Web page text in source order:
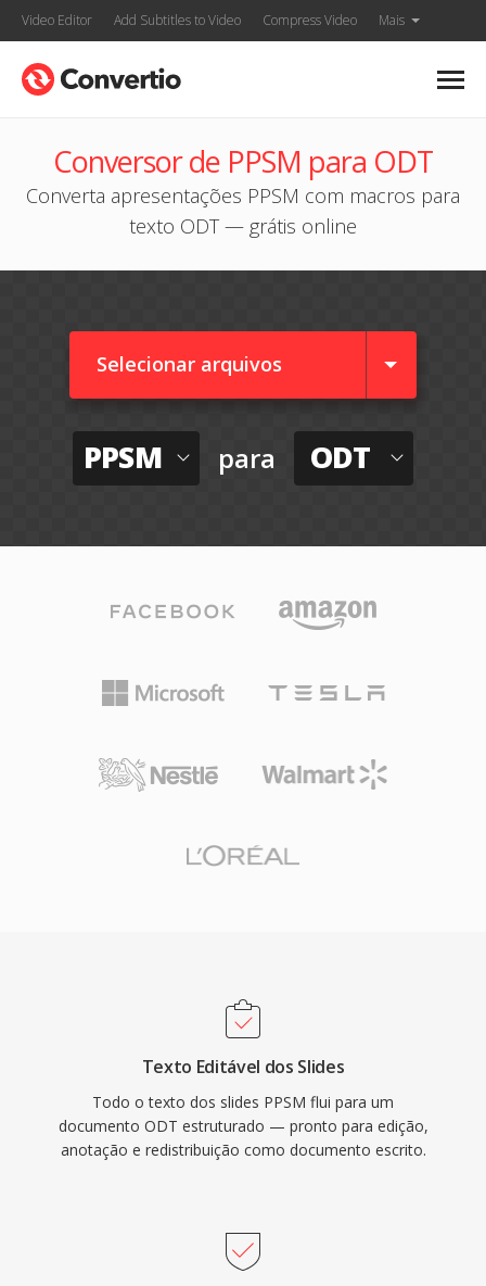
Video Editor Add Subtitles to Video Compress Video Mais
Conversor de PPSM para ODT
Converta apresentações PPSM com macros para
texto ODT — grátis online
Selecionar arquivos
PPSM para ODT
Texto Editável dos Slides
Todo o texto dos slides PPSM flui para um
documento ODT estruturado — pronto para edição,
anotação e redistribuição como documento escrito.